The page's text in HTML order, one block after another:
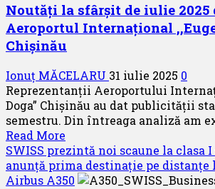
rețeaua
de
pe
chinez
la
cinci
puncte
acces
Noutăți la sfârșit de iulie 2025
Aeroportul Internațional
Chișinău
Ionuț MĂCELARU 31 iulie 2025 0
Reprezentanții Aeroportului
Doga” Chișinău au dat publicității
semestru. Din întreaga analiză am
Read More
more
about
Noutăți
SWISS prezintă noi scaune la clasa
anunță prima destinație pe
Airbus A350